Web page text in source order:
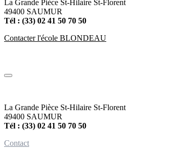
La Grande Pièce St-Hilaire St-Florent
49400 SAUMUR
Tél : (33) 02 41 50 70 50
Contacter l'école BLONDEAU
La Grande Pièce St-Hilaire St-Florent
49400 SAUMUR
Tél : (33) 02 41 50 70 50
Contact